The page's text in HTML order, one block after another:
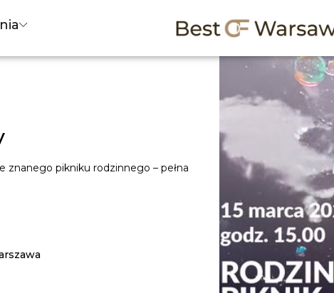
znanego pikniku rodzinnego – pełna